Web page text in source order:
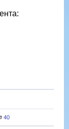
40